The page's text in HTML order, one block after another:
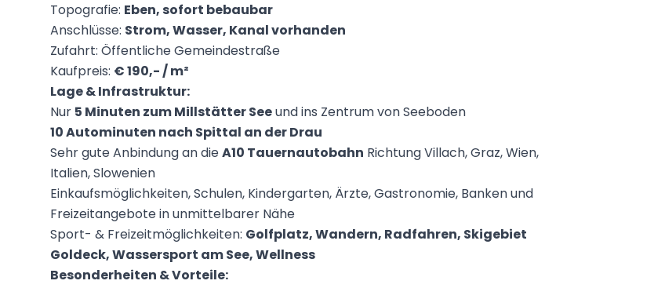
Topografie: Eben, sofort bebaubar
Anschlüsse: Strom, Wasser, Kanal vorhanden
Zufahrt: Öffentliche Gemeindestraße
Kaufpreis: € 190,- / m²
Lage & Infrastruktur:
Nur 5 Minuten zum Millstätter Seeund ins Zentrum von Seeboden
10 Autominuten nach Spittal an der Drau
Sehr gute Anbindung an dieA10 Tauernautobahn Richtung Villach, Graz, Wien,
Italien, Slowenien
Einkaufsmöglichkeiten, Schulen, Kindergarten, Ärzte, Gastronomie, Banken und
Freizeitangebote in unmittelbarer Nähe
Sport- & Freizeitmöglichkeiten: Golfplatz, Wandern, Radfahren, Skigebiet
Goldeck, Wassersport am See, Wellness
Besonderheiten & Vorteile: